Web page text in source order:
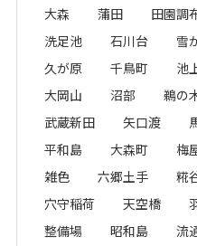
大森 蒲田 田園調
洗足池
石川台 雪
久が原
千鳥町 池
大岡山
沼部 鵜の
武蔵新田
矢口渡
平和島
大森町 梅
雑色
六郷土手 糀
穴守稲荷
天空橋
整備場
昭和島 流